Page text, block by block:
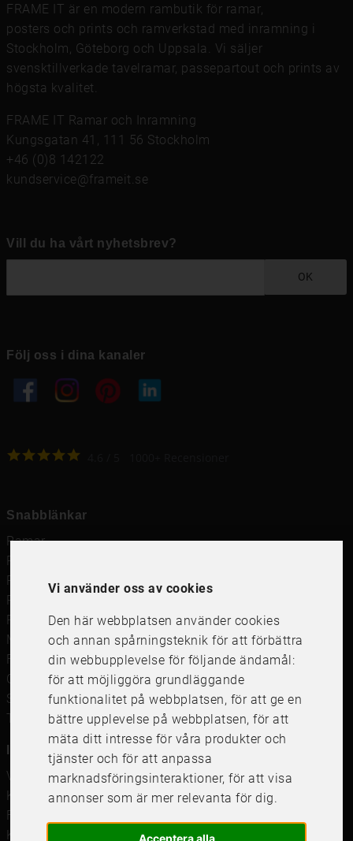
Vi använder oss av cookies
Den här webbplatsen använder cookies
och annan spårningsteknik för att förbättra
din webbupplevelse för följande ändamål:
för att möjliggöra grundläggande
funktionalitet på webbplatsen, för att ge en
bättre upplevelse på webbplatsen,för att
mäta ditt intresse för våra produkter och
tjänster och för att anpassa
marknadsföringsinteraktioner,för att visa
annonser som är mer relevanta för dig.
Acceptera alla
FRAME IT är en modern rambutik för ramar
posters och prints och ramverkstad med inramning i
Stockholm, Göteborg och Uppsala. Vi säljer
svensktillverkade tavelramar, passepartout och prints av
högsta kvalitet.
FRAME IT Ramar och Inramning
Kungsgatan 41, 111 56 Stockholm
+46 (0)8 142122
kundservice@frameit.se
Vill du ha vårt nyhetsbrev?
OK
Följ oss i dina kanaler
Snabblänkar
Ramar
Ramar till Samsung The Frame
Ramverkstad & inramning
Passepartout
Posters
Måttbeställd passepartout
Framkalla bilder
Canvastavla
Studentskylt och studentplakat
Tavelkrok
Information
Våra butiker
Kundservice
Företagsförsäljning
Köpvillkor